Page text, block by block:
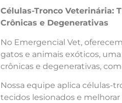
Células-Tronco Veterinária:
Crônicas e Degenerativas
No Emergencial Vet,
gatos e animais exóticos,
crônicas e degenerativas,
Nossa equipe aplica células-
tecidos lesionados e